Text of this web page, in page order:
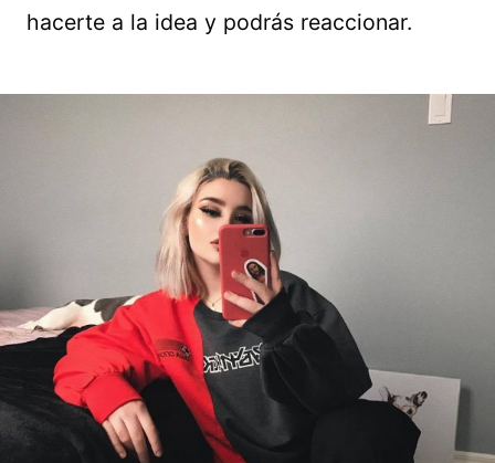
hacerte a la idea y podrás reaccionar.